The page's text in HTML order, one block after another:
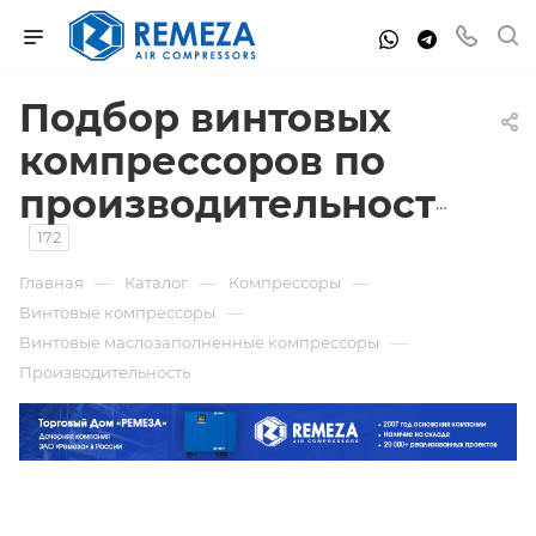
Подбор винтовых
компрессоров по
производительности
172
Главная — Каталог — Компрессоры —
Винтовые компрессоры —
Винтовые маслозаполненные компрессоры —
Производительность